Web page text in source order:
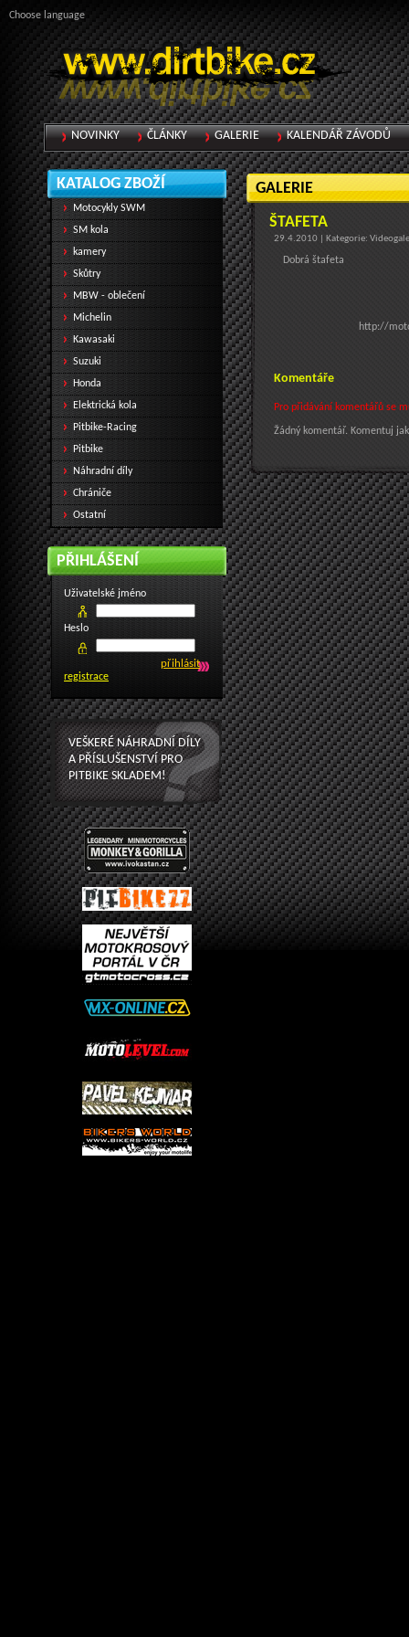
GALERIE
ŠTAFETA
29.4.2010 | Kategorie:
Dobrá štafeta
http://
Komentáře
Pro přidávání komentářů se
Žádný komentář. Komentuj
KATALOG ZBOŽÍ
Motocykly SWM
SM kola
kamery
Skůtry
MBW - oblečení
Michelin
Kawasaki
Suzuki
Honda
Elektrická kola
Pitbike-Racing
Pitbike
Náhradní díly
Chrániče
Ostatní
PŘIHLÁŠENÍ
Uživatelské jméno
Heslo
registrace
VEŠKERÉ NÁHRADNÍ DÍLY
A PŘÍSLUŠENSTVÍ PRO
PITBIKE SKLADEM!
NOVINKY ČLÁNKY GALERIE KALENDÁŘ ZÁVODŮ
Choose language